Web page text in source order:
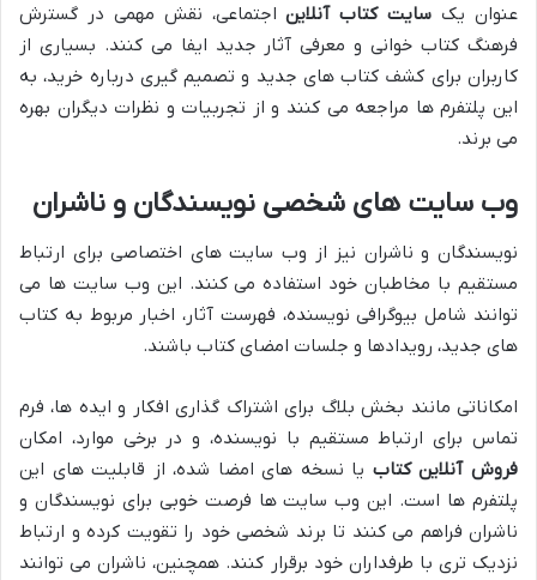
عنوان یک سایت کتاب آنلایناجتماعی، نقش مهمی در گسترش
فرهنگ کتاب خوانی و معرفی آثار جدید ایفا می کنند. بسیاری از
کاربران برای کشف کتاب های جدید و تصمیم گیری درباره خرید، به
این پلتفرم ها مراجعه می کنند و از تجربیات و نظرات دیگران بهره
می برند.
وب سایت های شخصی نویسندگان و ناشران
نویسندگان و ناشران نیز از وب سایت های اختصاصی برای ارتباط
مستقیم با مخاطبان خود استفاده می کنند. این وب سایت ها می
توانند شامل بیوگرافی نویسنده، فهرست آثار، اخبار مربوط به کتاب
های جدید، رویدادها و جلسات امضای کتاب باشند.
امکاناتی مانند بخش بلاگ برای اشتراک گذاری افکار و ایده ها، فرم
تماس برای ارتباط مستقیم با نویسنده، و در برخی موارد، امکان
فروش آنلاین کتاب یا نسخه های امضا شده، از قابلیت های این
پلتفرم ها است. این وب سایت ها فرصت خوبی برای نویسندگان و
ناشران فراهم می کنند تا برند شخصی خود را تقویت کرده و ارتباط
نزدیک تری با طرفداران خود برقرار کنند. همچنین، ناشران می توانند